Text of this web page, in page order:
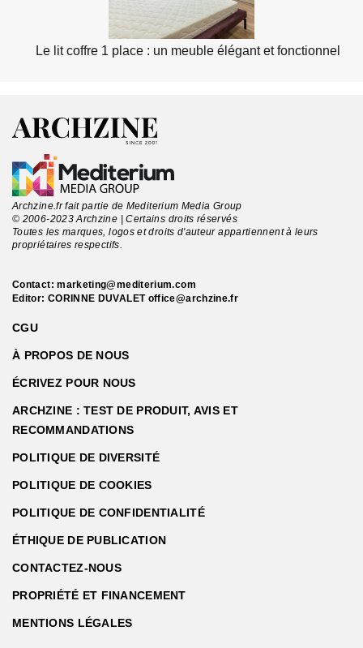
Le lit coffre 1 place : un meuble élégant et fonctionnel
Archzine.fr fait partie de Mediterium Media Group
© 2006-2023 Archzine | Certains droits réservés
Toutes les marques, logos et droits d'auteur appartiennent à leurs
propriétaires respectifs.
Contact:marketing@mediterium.com
Editor: CORINNE DUVALET office@archzine.fr
CGU
À PROPOS DE NOUS
ÉCRIVEZ POUR NOUS
ARCHZINE : TEST DE PRODUIT, AVIS ET
RECOMMANDATIONS
POLITIQUE DE DIVERSITÉ
POLITIQUE DE COOKIES
POLITIQUE DE CONFIDENTIALITÉ
ÉTHIQUE DE PUBLICATION
CONTACTEZ-NOUS
PROPRIÉTÉ ET FINANCEMENT
MENTIONS LÉGALES